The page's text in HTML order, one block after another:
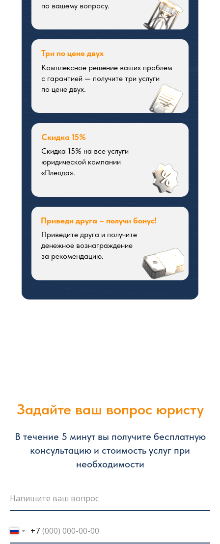
по вашему вопросу.
Три по цене двух
Комплексное решение ваших проблем
с гарантией — получите три услуги
по цене двух.
Приведи друга – получи бонус!
Приведите друга и получите
денежное вознаграждение
за рекомендацию.
Скидка 15%
Скидка 15% на все услуги
юридической компании
«Плеяда».
Задайте ваш вопрос юристу
В течение 5 минут вы получите бесплатную
консультацию и стоимость услуг при
необходимости
+7